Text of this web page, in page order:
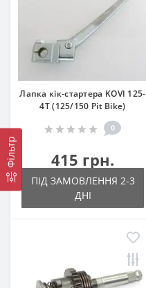
Фільтр
Лапка кік-стартера KOVI 125-
4Т (125/150 Pit Bike)
0
415 грн.
ПІД ЗАМОВЛЕННЯ 2-3
ДНІ